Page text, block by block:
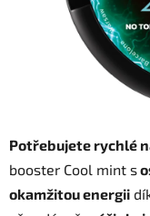
Potřebujete rychlé
booster Cool mint s
okamžitou energii